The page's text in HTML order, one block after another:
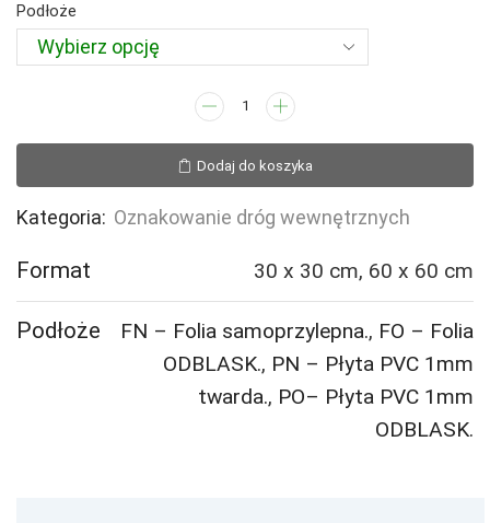
Podłoże
ilość
Ruch
okrężny
Dodaj do koszyka
Kategoria: Oznakowanie dróg wewnętrznych
Format 30 x 30 cm, 60 x 60 cm
Podłoże FN – Folia samoprzylepna., FO – Folia
ODBLASK., PN – Płyta PVC 1mm
twarda., PO– Płyta PVC 1mm
ODBLASK.